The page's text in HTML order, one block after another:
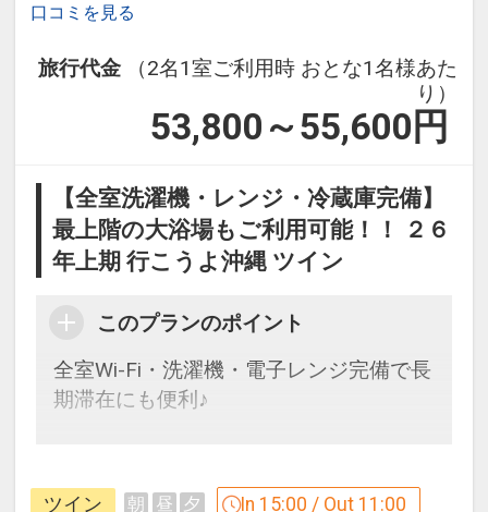
口コミを見る
旅行代金
（2名1室ご利用時 おとな1名様あた
り）
53,800～55,600 円
【全室洗濯機・レンジ・冷蔵庫完備】
最上階の大浴場もご利用可能！！ ２６
年上期 行こうよ沖縄 ツイン
このプランのポイント
全室Wi-Fi・洗濯機・電子レンジ完備で長
期滞在にも便利♪
割引がございます
ツイン 朝 昼 夕 In 15:00 / Out 11:00